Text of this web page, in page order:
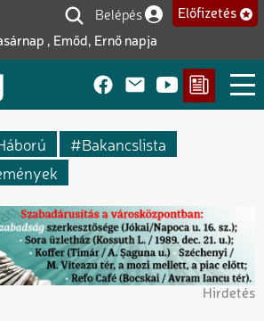
, Emőd, Ernő napja
Felhasználói fiók
Belépés Előfizetés
Bakancslista
Hirdetés